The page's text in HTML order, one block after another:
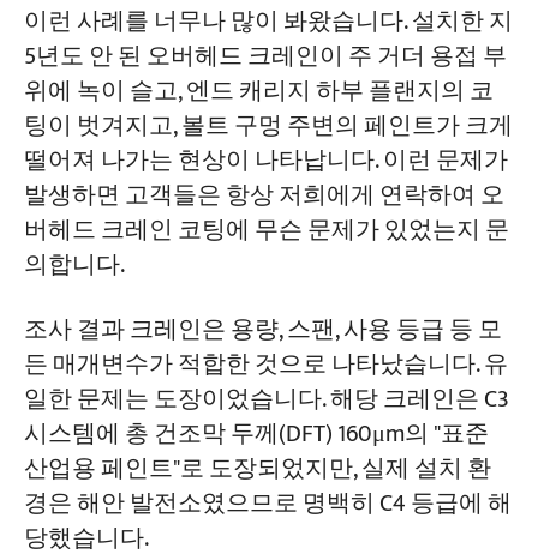
프로젝트
블로그
뉴스
응용
회사 소개
크레인이 직면하는 환경을 파악하십시오.
표면 준비—코팅 수명의 핵심은 바로 여기
에 있습니다.
블라스트 클리닝 등급 선택 방법
최적의 표면 거칠기 깊이는 얼마입니까?
핵심 비교: C3부터 C5-M까지의 환경에 적합
한 ISO 12944 코팅 체계를 오버헤드 크레인
에 적용하는 방법
C3 환경(일반 산업) – 대부분의 실내 오버헤
드 크레인에 적용되는 표준
C5 환경(극심한 부식) – 화학, 해양, 열대 연
안
이런 사례를 너무나 많이 봐왔습니다. 설치한 지
5년도 안 된 오버헤드 크레인이 주 거더 용접 부
위에 녹이 슬고, 엔드 캐리지 하부 플랜지의 코
팅이 벗겨지고, 볼트 구멍 주변의 페인트가 크게
떨어져 나가는 현상이 나타납니다. 이런 문제가
발생하면 고객들은 항상 저희에게 연락하여 오
버헤드 크레인 코팅에 무슨 문제가 있었는지 문
의합니다.
조사 결과 크레인은 용량, 스팬, 사용 등급 등 모
든 매개변수가 적합한 것으로 나타났습니다. 유
일한 문제는 도장이었습니다. 해당 크레인은 C3
시스템에 총 건조막 두께(DFT) 160μm의 "표준
산업용 페인트"로 도장되었지만, 실제 설치 환
경은 해안 발전소였으므로 명백히 C4 등급에 해
당했습니다.